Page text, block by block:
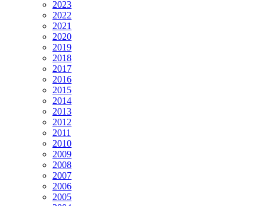
2023
2022
2021
2020
2019
2018
2017
2016
2015
2014
2013
2012
2011
2010
2009
2008
2007
2006
2005